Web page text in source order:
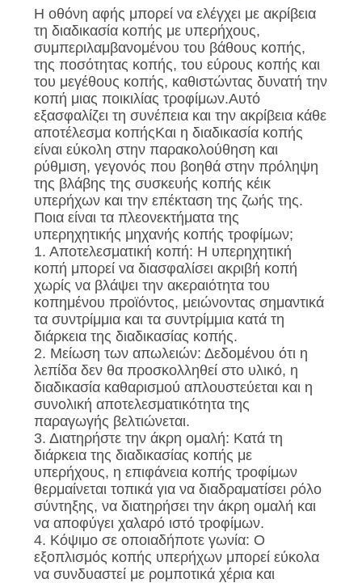
Η οθόνη αφής μπορεί να ελέγχει με ακρίβεια
τη διαδικασία κοπής με υπερήχους,
συμπεριλαμβανομένου του βάθους κοπής,
της ποσότητας κοπής, του εύρους κοπής και
του μεγέθους κοπής, καθιστώντας δυνατή την
κοπή μιας ποικιλίας τροφίμων.Αυτό
εξασφαλίζει τη συνέπεια και την ακρίβεια κάθε
αποτέλεσμα κοπήςΚαι η διαδικασία κοπής
είναι εύκολη στην παρακολούθηση και
ρύθμιση, γεγονός που βοηθά στην πρόληψη
της βλάβης της συσκευής κοπής κέικ
υπερήχων και την επέκταση της ζωής της.
Ποια είναι τα πλεονεκτήματα της
υπερηχητικής μηχανής κοπής τροφίμων;
1. Αποτελεσματική κοπή: Η υπερηχητική
κοπή μπορεί να διασφαλίσει ακριβή κοπή
χωρίς να βλάψει την ακεραιότητα του
κοπημένου προϊόντος, μειώνοντας σημαντικά
τα συντρίμμια και τα συντρίμμια κατά τη
διάρκεια της διαδικασίας κοπής.
2. Μείωση των απωλειών: Δεδομένου ότι η
λεπίδα δεν θα προσκολληθεί στο υλικό, η
διαδικασία καθαρισμού απλουστεύεται και η
συνολική αποτελεσματικότητα της
παραγωγής βελτιώνεται.
3. Διατηρήστε την άκρη ομαλή: Κατά τη
διάρκεια της διαδικασίας κοπής με
υπερήχους, η επιφάνεια κοπής τροφίμων
θερμαίνεται τοπικά για να διαδραματίσει ρόλο
σύντηξης, να διατηρήσει την άκρη ομαλή και
να αποφύγει χαλαρό ιστό τροφίμων.
4. Κόψιμο σε οποιαδήποτε γωνία: Ο
εξοπλισμός κοπής υπερήχων μπορεί εύκολα
να συνδυαστεί με ρομποτικά χέρια και